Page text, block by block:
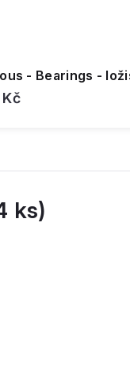
- Bearings -
ks)